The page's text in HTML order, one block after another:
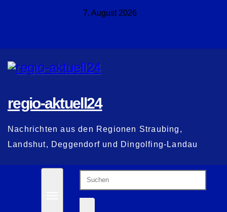
7. August 2026
regio-aktuell24
Nachrichten aus den Regionen Straubing,
Landshut, Deggendorf und Dingolfing-Landau